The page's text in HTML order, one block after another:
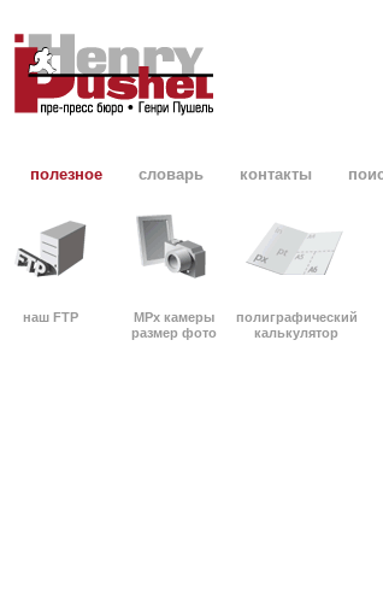
полезное
наш FTP
MPx камеры
размер фото
полиграфический
калькулятор
словарь контакты